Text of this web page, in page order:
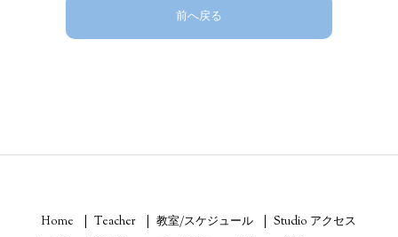
前へ戻る
Home Teacher 教室/スケジュール
Studio アクセス